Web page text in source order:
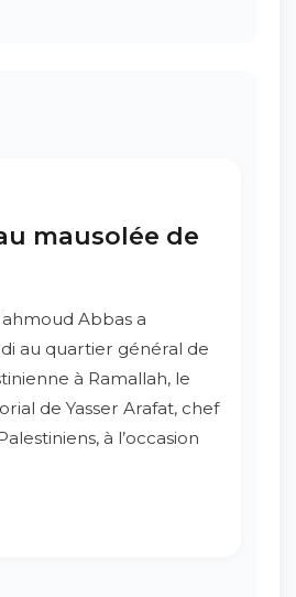
mausolée de
Abbas a
au quartier général de
à Ramallah, le
de Yasser Arafat, chef
à l’occasion